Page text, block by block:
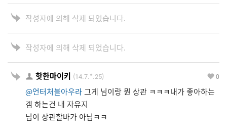
작성자에 의해 삭제 되었습니다.
작성자에 의해 삭제 되었습니다.
핫한마이키 (14.7.*.25) 0
@언터처블아우라그게 님이랑 뭔 상관 ㅋㅋㅋ내가 좋아하는
겜 하는건 내 자유지
님이 상관할바가 아님ㅋㅋ